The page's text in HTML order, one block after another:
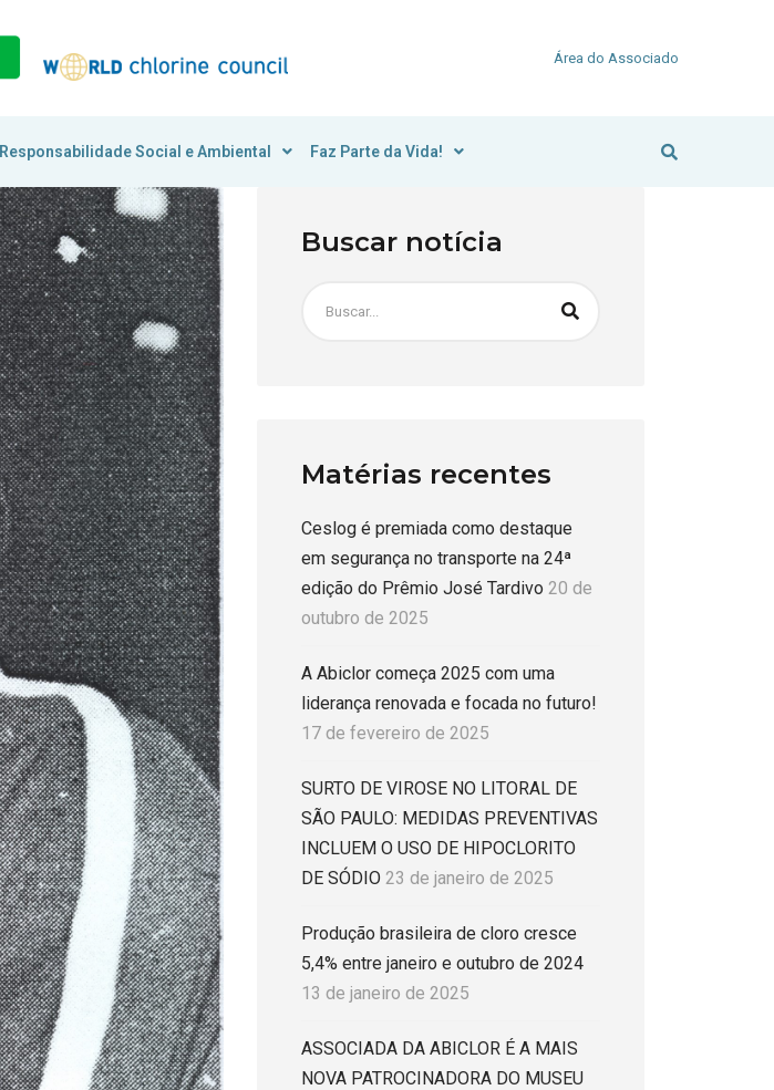
Área do Associado
Responsabilidade Social e Ambiental Faz Parte da Vida!
Buscar notícia
Matérias recentes
Ceslog é premiada como destaque
em segurança no transporte na 24ª
edição do Prêmio José Tardivo 20 de
outubro de 2025
A Abiclor começa 2025 com uma
liderança renovada e focada no futuro!
17 de fevereiro de 2025
SURTO DE VIROSE NO LITORAL DE
SÃO PAULO: MEDIDAS PREVENTIVAS
INCLUEM O USO DE HIPOCLORITO
DE SÓDIO 23 de janeiro de 2025
Produção brasileira de cloro cresce
5,4% entre janeiro e outubro de 2024
13 de janeiro de 2025
ASSOCIADA DA ABICLOR É A MAIS
NOVA PATROCINADORA DO MUSEU